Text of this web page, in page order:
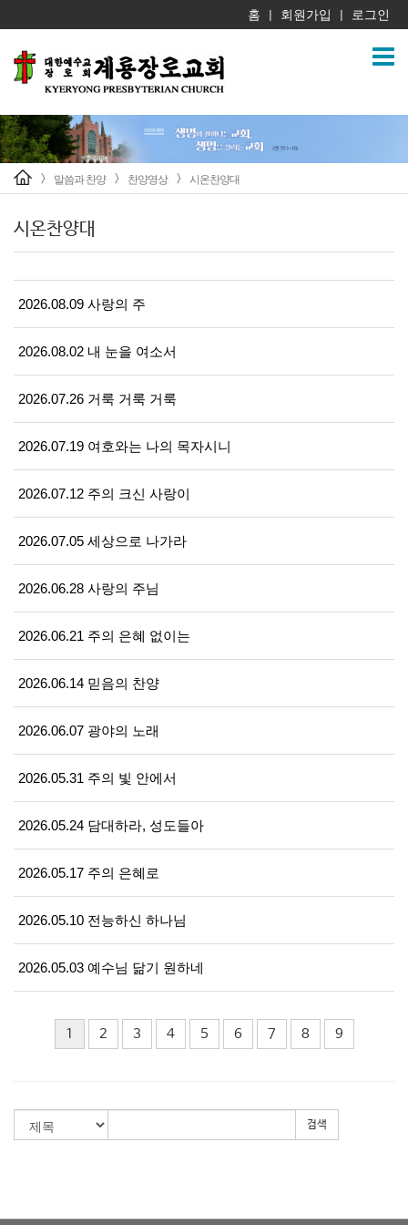
홈 회원가입 로그인
> 말씀과 찬양 > 찬양영상 > 시온찬양대
시온찬양대
2026.08.09 사랑의 주
2026.08.02 내 눈을 여소서
2026.07.26 거룩 거룩 거룩
2026.07.19 여호와는 나의 목자시니
2026.07.12 주의 크신 사랑이
2026.07.05 세상으로 나가라
2026.06.28 사랑의 주님
2026.06.21 주의 은혜 없이는
2026.06.14 믿음의 찬양
2026.06.07 광야의 노래
2026.05.31 주의 빛 안에서
2026.05.24 담대하라, 성도들아
2026.05.17 주의 은혜로
2026.05.10 전능하신 하나님
2026.05.03 예수님 닮기 원하네
1 2 3 4 5 6 7 8 9
검색